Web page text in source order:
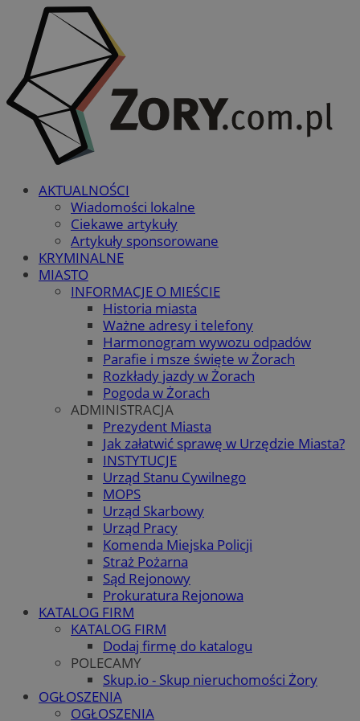
AKTUALNOŚCI
Wiadomości lokalne
Ciekawe artykuły
Artykuły sponsorowane
KRYMINALNE
MIASTO
INFORMACJE O MIEŚCIE
Historia miasta
Ważne adresy i telefony
Harmonogram wywozu odpadów
Parafie i msze święte w Żorach
Rozkłady jazdy w Żorach
Pogoda w Żorach
ADMINISTRACJA
Prezydent Miasta
Jak załatwić sprawę w Urzędzie Miasta?
INSTYTUCJE
Urząd Stanu Cywilnego
MOPS
Urząd Skarbowy
Urząd Pracy
Komenda Miejska Policji
Straż Pożarna
Sąd Rejonowy
Prokuratura Rejonowa
KATALOG FIRM
KATALOG FIRM
Dodaj firmę do katalogu
POLECAMY
Skup.io - Skup nieruchomości Żory
OGŁOSZENIA
OGŁOSZENIA